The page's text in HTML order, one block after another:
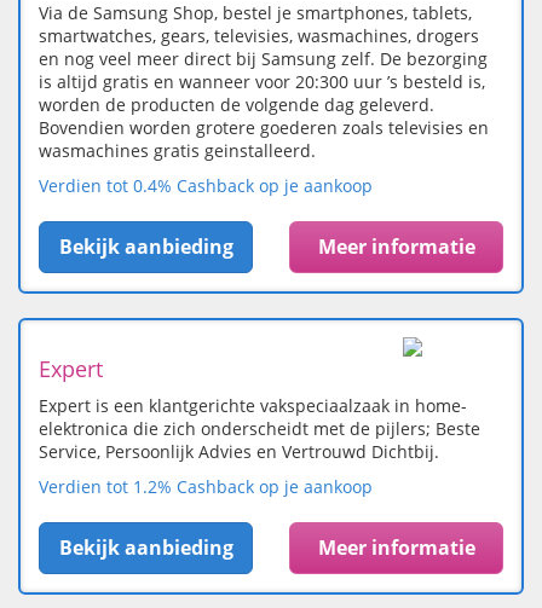
Via de Samsung Shop, bestel je smartphones, tablets,
smartwatches, gears, televisies, wasmachines, drogers
en nog veel meer direct bij Samsung zelf. De bezorging
is altijd gratis en wanneer voor 20:300 uur ’s besteld is,
worden de producten de volgende dag geleverd.
Bovendien worden grotere goederen zoals televisies en
wasmachines gratis geinstalleerd.
Verdien tot 0.4% Cashback op je aankoop
Bekijk aanbieding Meer informatie
Expert
Expert is een klantgerichte vakspeciaalzaak in home-
elektronica die zich onderscheidt met de pijlers; Beste
Service, Persoonlijk Advies en Vertrouwd Dichtbij.
Verdien tot 1.2% Cashback op je aankoop
Bekijk aanbieding Meer informatie